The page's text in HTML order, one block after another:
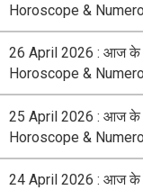
Horoscope &
26 April 2026 : आज के
Horoscope &
25 April 2026 : आज के
Horoscope &
24 April 2026 : आज के